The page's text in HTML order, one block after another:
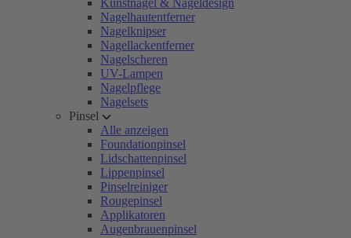
Kunstnägel & Nageldesign
Nagelhautentferner
Nagelknipser
Nagellackentferner
Nagelscheren
UV-Lampen
Nagelpflege
Nagelsets
Pinsel
Alle anzeigen
Foundationpinsel
Lidschattenpinsel
Lippenpinsel
Pinselreiniger
Rougepinsel
Applikatoren
Augenbrauenpinsel